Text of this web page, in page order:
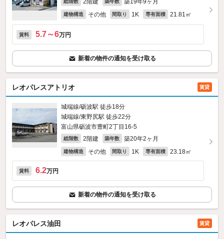
総階数 2階建 築年数 築19年9ヶ月
建物構造 その他 間取り 1K 専有面積 21.81㎡
賃料 5.7～6万円
新着の物件の通知を受け取る
レオパレスアトリオ 賃貸
城端線/砺波駅 徒歩18分
城端線/東野尻駅 徒歩22分
富山県砺波市豊町2丁目16-5
総階数 2階建 築年数 築20年2ヶ月
建物構造 その他 間取り 1K 専有面積 23.18㎡
賃料 6.2万円
新着の物件の通知を受け取る
レオパレス油田 賃貸